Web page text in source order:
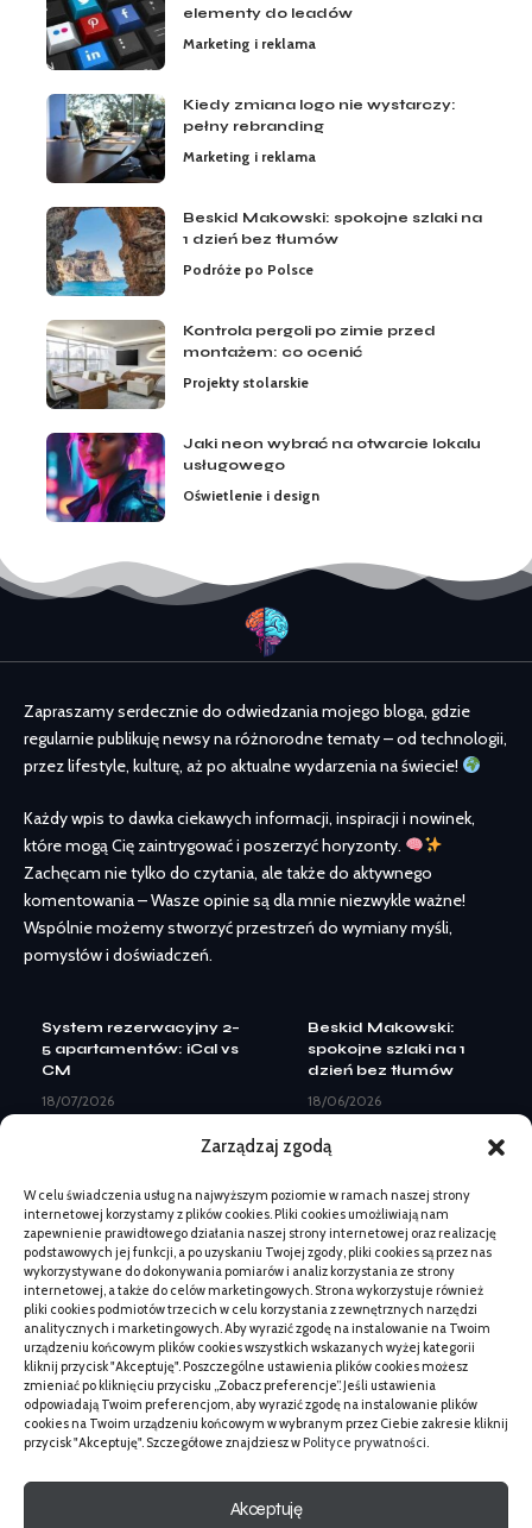
Zarządzaj zgodą
W celu świadczenia usług na najwyższym poziomie w ramach naszej strony
internetowej korzystamy z plików cookies. Pliki cookies umożliwiają nam
zapewnienie prawidłowego działania naszej strony internetowej oraz realizację
podstawowych jej funkcji, a po uzyskaniu Twojej zgody, pliki cookies są przez nas
wykorzystywane do dokonywania pomiarów i analiz korzystania ze strony
internetowej, a także do celów marketingowych. Strona wykorzystuje również
pliki cookies podmiotów trzecich w celu korzystania z zewnętrznych narzędzi
analitycznych i marketingowych. Aby wyrazić zgodę na instalowanie na Twoim
urządzeniu końcowym plików cookies wszystkich wskazanych wyżej kategorii
kliknij przycisk "Akceptuję". Poszczególne ustawienia plików cookies możesz
zmieniać po kliknięciu przycisku „Zobacz preferencje”. Jeśli ustawienia
odpowiadają Twoim preferencjom, aby wyrazić zgodę na instalowanie plików
cookies na Twoim urządzeniu końcowym w wybranym przez Ciebie zakresie kliknij
przycisk "Akceptuję". Szczegółowe znajdziesz w Polityce prywatności.
Akceptuję
elementy do leadów
Marketing i reklama
Kiedy zmiana logo nie wystarczy:
pełny rebranding
Marketing i reklama
Beskid Makowski: spokojne szlaki na
1 dzień bez tłumów
Podróże po Polsce
Kontrola pergoli po zimie przed
montażem: co ocenić
Projekty stolarskie
Jaki neon wybrać na otwarcie lokalu
usługowego
Oświetlenie i design
Zapraszamy serdecznie do odwiedzania mojego bloga, gdzie
regularnie publikuję newsy na różnorodne tematy – od technologii,
przez lifestyle, kulturę, aż po aktualne wydarzenia na świecie!
Każdy wpis to dawka ciekawych informacji, inspiracji i nowinek,
które mogą Cię zaintrygować i poszerzyć horyzonty.
Zachęcam nie tylko do czytania, ale także do aktywnego
komentowania – Wasze opinie są dla mnie niezwykle ważne!
Wspólnie możemy stworzyć przestrzeń do wymiany myśli,
pomysłów i doświadczeń.
System rezerwacyjny 2–
5 apartamentów: iCal vs
CM
18/07/2026
08/07/2026
Kiedy zmiana logo nie
wystarczy: pełny
rebranding
07/07/2026
Beskid Makowski:
spokojne szlaki na 1
dzień bez tłumów
18/06/2026
Kontrola pergoli po zimie
przed montażem: co
ocenić
03/06/2026
Beskid Makowski:
spokojne szlaki na 1
dzień bez tłumów
18/06/2026
do celów projektowych
02/06/2026
Kiedy łzawienie oka u
kota wymaga wizyty –
objawy
19/02/2026
Kiedy zmiana logo nie
wystarczy: pełny
rebranding
07/07/2026
Projekt strony inwestycji
mieszkaniowej pod
sprzedaż
27/04/2026